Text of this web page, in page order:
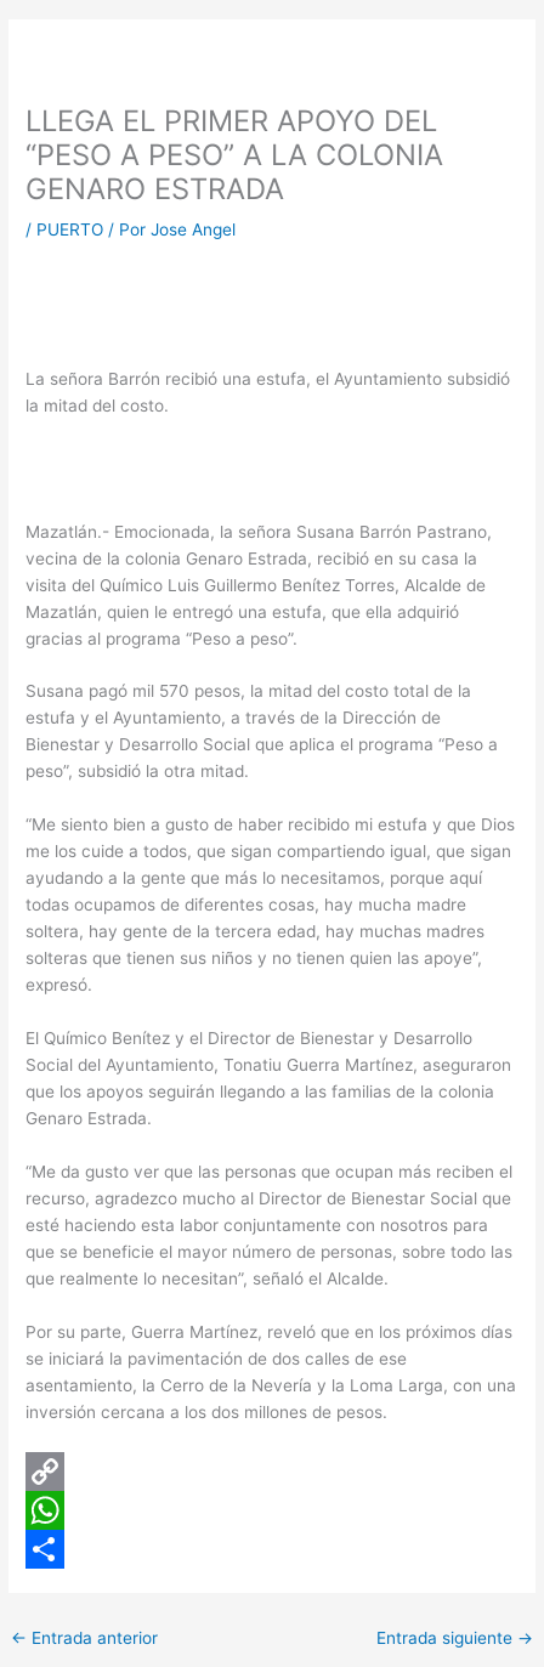
LLEGA EL PRIMER APOYO DEL
“PESO A PESO” A LA COLONIA
GENARO ESTRADA
/ PUERTO / PorJose Angel
La señora Barrón recibió una estufa, el Ayuntamiento subsidió
la mitad del costo.
Mazatlán.- Emocionada, la señora Susana Barrón Pastrano,
vecina de la colonia Genaro Estrada, recibió en su casa la
visita del Químico Luis Guillermo Benítez Torres, Alcalde de
Mazatlán, quien le entregó una estufa, que ella adquirió
gracias al programa “Peso a peso”.
Susana pagó mil 570 pesos, la mitad del costo total de la
estufa y el Ayuntamiento, a través de la Dirección de
Bienestar y Desarrollo Social que aplica el programa “Peso a
peso”, subsidió la otra mitad.
“Me siento bien a gusto de haber recibido mi estufa y que Dios
me los cuide a todos, que sigan compartiendo igual, que sigan
ayudando a la gente que más lo necesitamos, porque aquí
todas ocupamos de diferentes cosas, hay mucha madre
soltera, hay gente de la tercera edad, hay muchas madres
solteras que tienen sus niños y no tienen quien las apoye”,
expresó.
El Químico Benítez y el Director de Bienestar y Desarrollo
Social del Ayuntamiento, Tonatiu Guerra Martínez, aseguraron
que los apoyos seguirán llegando a las familias de la colonia
Genaro Estrada.
“Me da gusto ver que las personas que ocupan más reciben el
recurso, agradezco mucho al Director de Bienestar Social que
esté haciendo esta labor conjuntamente con nosotros para
que se beneficie el mayor número de personas, sobre todo las
que realmente lo necesitan”, señaló el Alcalde.
Por su parte, Guerra Martínez, reveló que en los próximos días
se iniciará la pavimentación de dos calles de ese
asentamiento, la Cerro de la Nevería y la Loma Larga, con una
inversión cercana a los dos millones de pesos.
C
oW
← Entrada anterior Entrada siguiente →